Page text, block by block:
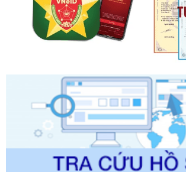
được sửa đổi, bổ sung và phê duyệt Quy
trình điện tử giải quyết thủ tục hành chính
lịch thuộc phạm vi chức năng quản lý của
Số kí hiệu:2310/QĐ-UBND
Tên: Về việc công bố Danh mục thủ tục
đổi, bổ sung và phê duyệt Quy trình nội bộ,
trong giải quyết thủtục hành chính lĩnh vực
thuộc phạm vi giải quyết của Sở Nông
Ngày ban hành: 01/06/2026